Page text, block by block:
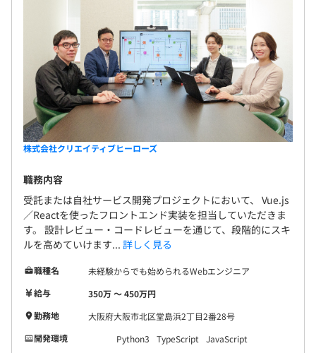
エンジニアがストレスなく開発に集中できるよう、入社時
に希望スペックのPCを貸与しています。
Mac／Windowsのいずれも選択可能で、スペックやモニタ
サイズ等も相談の上、できる限りご希望に沿った構成でご
用意します。
フォール、アジャイル
Docker、AWS CloudFormation、Amazon CloudWatch
株式会社クリエイティブヒーローズ
職務内容
受託または自社サービス開発プロジェクトにおいて、 Vue.js
／Reactを使ったフロントエンド実装を担当していただきま
す。 設計レビュー・コードレビューを通じて、段階的にスキ
ルを高めていけます... 詳しく見る
職種名
未経験からでも始められるWebエンジニア
給与
350万 〜 450万円
勤務地
大阪府大阪市北区堂島浜2丁目2番28号
開発環境
Python3 TypeScript
JavaScript